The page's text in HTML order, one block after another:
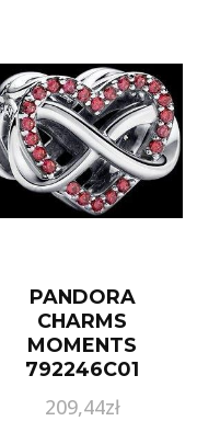
PANDORA
CHARMS
MOMENTS
792246C01
209,44zł